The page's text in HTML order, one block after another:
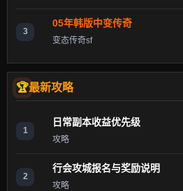
3
05年韩版中变传奇
变态传奇sf
最新攻略
1
日常副本收益优先级
攻略
2
行会攻城报名与奖励说明
攻略